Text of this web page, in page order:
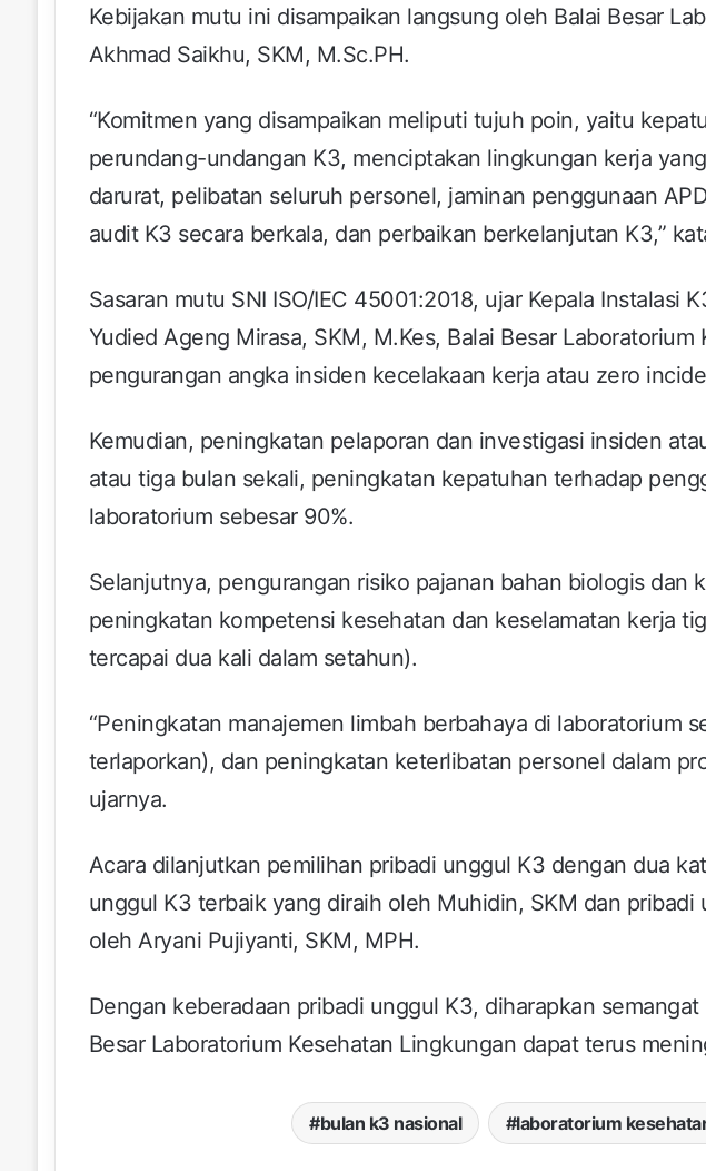
Kebijakan mutu ini disampaikan langsung oleh Balai Besar
Akhmad Saikhu, SKM, M.Sc.PH.
“Komitmen yang disampaikan meliputi tujuh poin, yaitu
perundang-undangan K3, menciptakan lingkungan kerja
darurat, pelibatan seluruh personel, jaminan penggunaan
audit K3 secara berkala, dan perbaikan berkelanjutan K3,”
Sasaran mutu SNI ISO/IEC 45001:2018, ujar Kepala Instalasi
Yudied Ageng Mirasa, SKM, M.Kes, Balai Besar
pengurangan angka insiden kecelakaan kerja atau zero
Kemudian, peningkatan pelaporan dan investigasi insiden
atau tiga bulan sekali, peningkatan kepatuhan terhadap
laboratorium sebesar 90%.
Selanjutnya, pengurangan risiko pajanan bahan biologis dan
peningkatan kompetensi kesehatan dan keselamatan kerja
tercapai dua kali dalam setahun).
“Peningkatan manajemen limbah berbahaya di laboratorium
terlaporkan), dan peningkatan keterlibatan personel dalam
ujarnya.
Acara dilanjutkan pemilihan pribadi unggul K3 dengan dua
unggul K3 terbaik yang diraih oleh Muhidin, SKM dan
oleh Aryani Pujiyanti, SKM, MPH.
Dengan keberadaan pribadi unggul K3, diharapkan
Besar Laboratorium Kesehatan Lingkungan dapat terus
bulan k3 nasional laboratorium